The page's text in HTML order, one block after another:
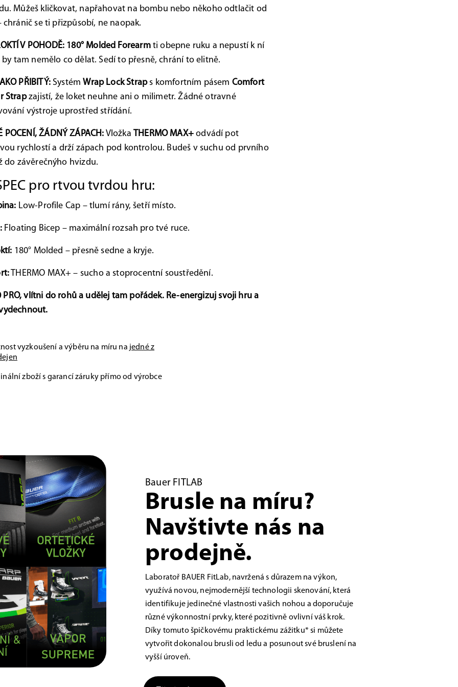
Můžeš kličkovat, napřahovat na bombu nebo někoho odtlačit od
chránič se ti přizpůsobí, ne naopak.
V POHODĚ: 180° Molded Forearmti obepne ruku a nepustí k ní
by tam nemělo co dělat. Sedí to přesně, chrání to elitně.
PŘIBITÝ:SystémWrap Lock Straps komfortním pásem Comfort
Strapzajistí, že loket neuhne ani o milimetr. Žádné otravné
výstroje uprostřed střídání.
POCENÍ, ŽÁDNÝ ZÁPACH: Vložka THERMO MAX+odvádí pot
rychlostí a drží zápach pod kontrolou. Budeš v suchu od prvního
do závěrečnýho hvizdu.
pro rtvou tvrdou hru:
Low-Profile Cap – tlumí rány, šetří místo.
Floating Bicep – maximální rozsah pro tvé ruce.
180° Molded – přesně sedne a kryje.
THERMO MAX+ – sucho a stoprocentní soustředění.
PRO, vlítni do rohů a udělej tam pořádek. Re-energizuj svoji hru a
vyzkoušení a výběru na míru na jedné z
zboží s garancí záruky přímo od výrobce
Bauer FITLAB
Brusle na míru?
Navštivte nás na
prodejně.
Laboratoř BAUER FitLab, navržená s důrazem na výkon,
využívá novou, nejmodernější technologii skenování, která
identifikuje jedinečné vlastnosti vašich nohou a doporučuje
různé výkonnostní prvky, které pozitivně ovlivní váš krok.
Díky tomuto špičkovému praktickému zážitku* si můžete
vytvořit dokonalou brusli od ledu a posunout své bruslení na
vyšší úroveň.